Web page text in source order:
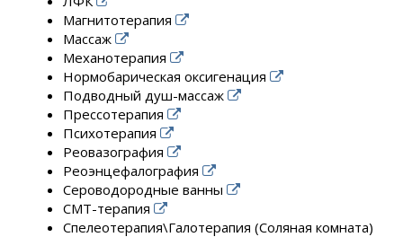
Магнитотерапия
Массаж
Механотерапия
Нормобарическая оксигенация
Подводный душ-массаж
Прессотерапия
Психотерапия
Реовазография
Реоэнцефалография
Сероводородные ванны
СМТ-терапия
Спелеотерапия\Галотерапия (Соляная комната)